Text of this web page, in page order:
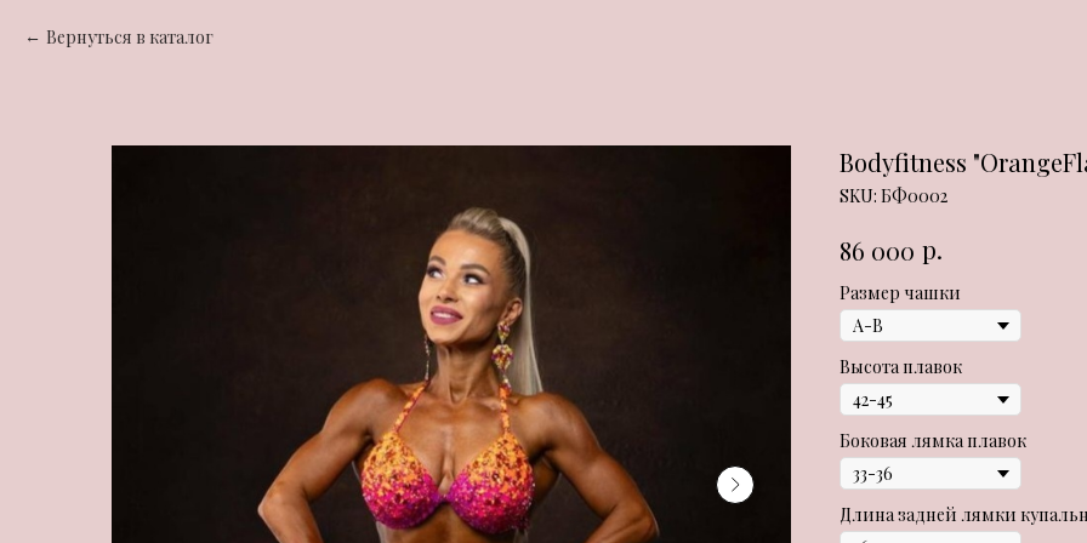
Вернуться в каталог
Bodyfitness
SKU: БФ0002
86 000 р.
Размер чашки
Высота плавок
Боковая лямка плавок
Длина задней лямки